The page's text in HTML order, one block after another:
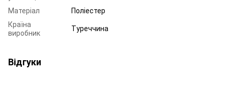
Матеріал
Поліестер
Країна
виробник
Туреччина
Відгуки